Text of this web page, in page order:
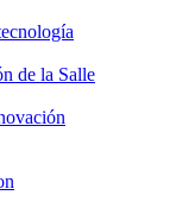
de la Salle